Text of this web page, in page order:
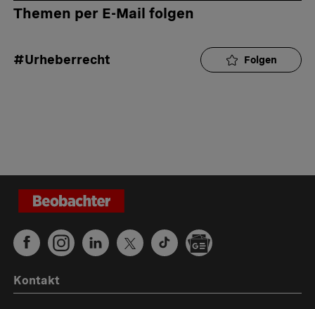
Themen per E-Mail folgen
#Urheberrecht Folgen
Kontakt